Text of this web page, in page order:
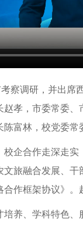
察调研，并出
孝，市委常委
富林，校党委
企合作走深走
旅融合发展、
作框架协议》
养、学科特色